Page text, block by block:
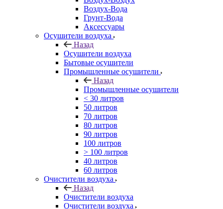
Воздух-Вода
Грунт-Вода
Аксессуары
Осушители воздуха
Назад
Осушители воздуха
Бытовые осушители
Промышленные осушители
Назад
Промышленные осушители
< 30 литров
50 литров
70 литров
80 литров
90 литров
100 литров
> 100 литров
40 литров
60 литров
Очистители воздуха
Назад
Очистители воздуха
Очистители воздуха